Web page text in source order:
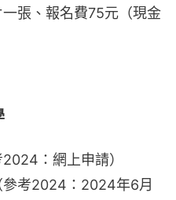
張、報名費75元（現金
：網上申請）
考2024：2024年6月